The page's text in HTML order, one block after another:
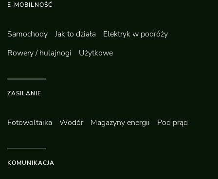
E-MOBILNOŚĆ
Samochody Jak to działa
Elektryk w podróży
Rowery / hulajnogi
Użytkowe
ZASILANIE
Fotowoltaika Wodór Magazyny energii Pod prąd
KOMUNIKACJA